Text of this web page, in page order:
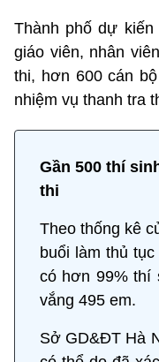
Thành phố dự
giáo viên, nhân
thi, hơn 600 cán
nhiệm vụ thanh tra
Gần 500 thí
thi
Theo thống kê
buổi làm thủ
có hơn 99% thí
vắng 495 em.
Sở GD&ĐT Hà